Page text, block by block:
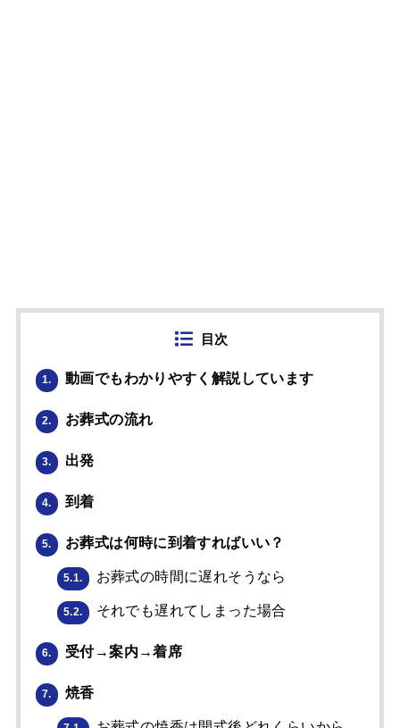
目次
1. 動画でもわかりやすく解説しています
2. お葬式の流れ
3. 出発
4. 到着
5. お葬式は何時に到着すればいい？
5.1. お葬式の時間に遅れそうなら
5.2. それでも遅れてしまった場合
6. 受付→案内→着席
7. 焼香